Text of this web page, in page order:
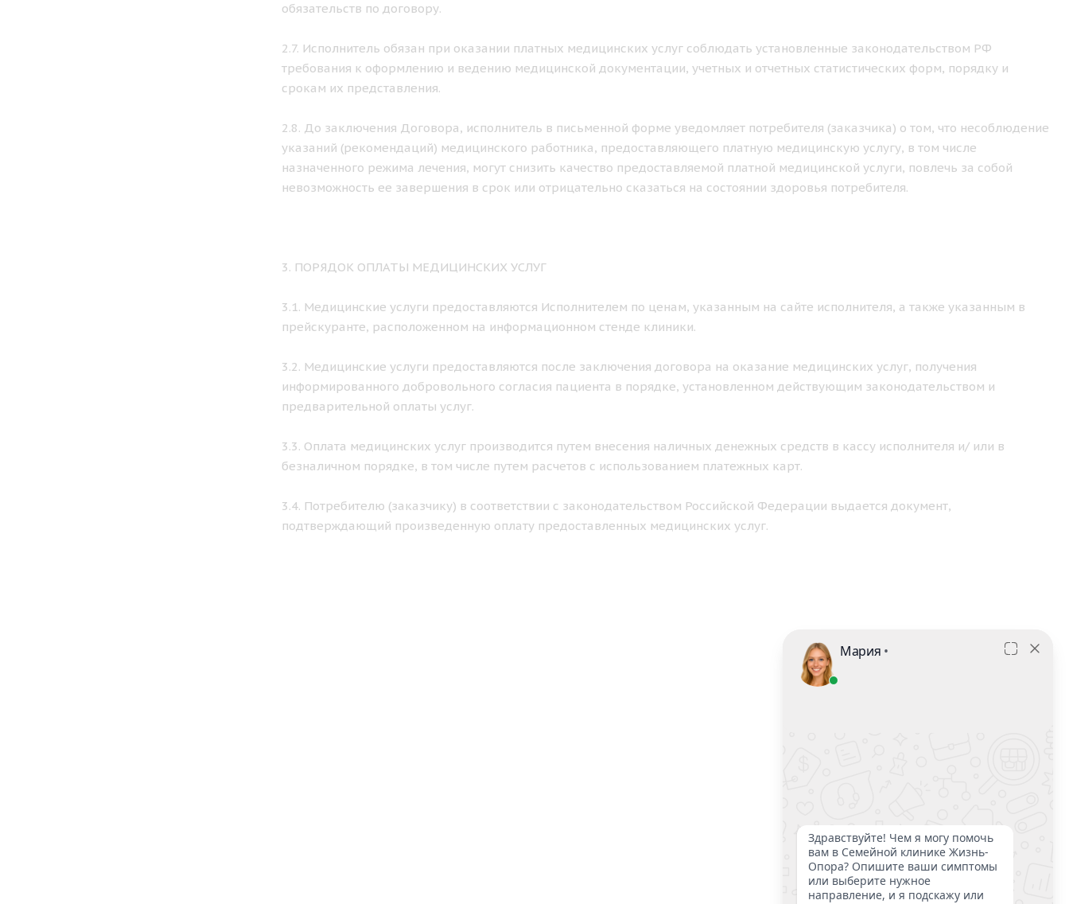
обязательств по договору.
2.7. Исполнитель обязан при оказании платных медицинских услуг соблюдать установленные законодательством РФ
требования к оформлению и ведению медицинской документации, учетных и отчетных статистических форм, порядку и
срокам их представления.
2.8. До заключения Договора, исполнитель в письменной форме уведомляет потребителя (заказчика) о том, что несоблюдение
указаний (рекомендаций) медицинского работника, предоставляющего платную медицинскую услугу, в том числе
назначенного режима лечения, могут снизить качество предоставляемой платной медицинской услуги, повлечь за собой
невозможность ее завершения в срок или отрицательно сказаться на состоянии здоровья потребителя.
3. ПОРЯДОК ОПЛАТЫ МЕДИЦИНСКИХ УСЛУГ
3.1. Медицинские услуги предоставляются Исполнителем по ценам, указанным на сайте исполнителя, а также указанным в
прейскуранте, расположенном на информационном стенде клиники.
3.2. Медицинские услуги предоставляются после заключения договора на оказание медицинских услуг, получения
информированного добровольного согласия пациента в порядке, установленном действующим законодательством и
предварительной оплаты услуг.
3.3. Оплата медицинских услуг производится путем внесения наличных денежных средств в кассу исполнителя и/ или в
безналичном порядке, в том числе путем расчетов с использованием платежных карт.
3.4. Потребителю (заказчику) в соответствии с законодательством Российской Федерации выдается документ,
подтверждающий произведенную оплату предоставленных медицинских услуг.